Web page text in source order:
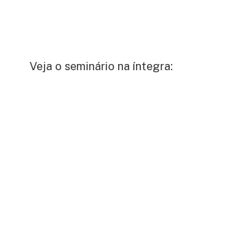
Veja o seminário na íntegra: